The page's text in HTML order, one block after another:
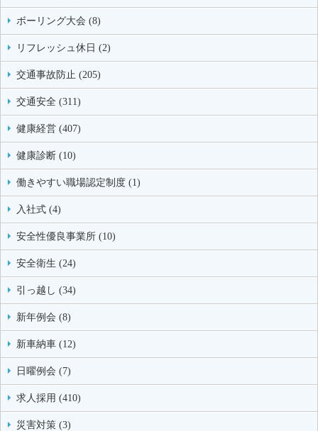
ボーリング大会 (8)
リフレッシュ休日 (2)
交通事故防止 (205)
交通安全 (311)
健康経営 (407)
健康診断 (10)
働きやすい職場認定制度 (1)
入社式 (4)
安全性優良事業所 (10)
安全衛生 (24)
引っ越し (34)
新年例会 (8)
新車納車 (12)
日曜例会 (7)
求人採用 (410)
災害対策 (3)